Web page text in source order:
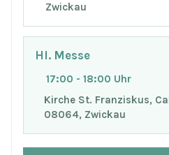
Zwickau
Hl. Messe
17:00 - 18:00 Uhr
Kirche St. Franziskus,
08064, Zwickau